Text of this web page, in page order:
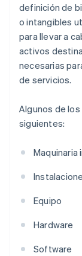
definición de
o intangibles
para llevar a
activos
necesarias
de servicios.
Algunos de
siguientes:
Maquinaria
Equipo
Hardware
Software